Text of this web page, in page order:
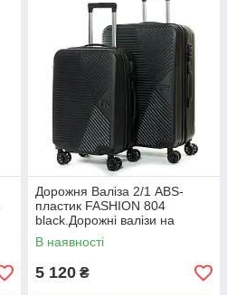
Дорожня Валіза 2/1 ABS-
пластик FASHION 804
black.Дорожні валізи на
колесах гуртом і в роздріб в
Україні
В наявності
5 120 ₴